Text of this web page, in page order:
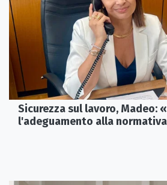
Sicurezza sul lavoro, Madeo:
l'adeguamento alla